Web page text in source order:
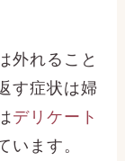
外れること
す症状は婦
デリケート
います。